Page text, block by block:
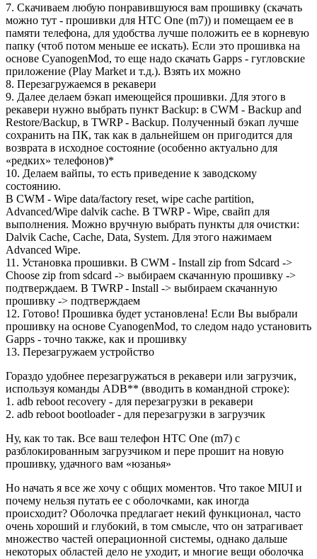
7. Скачиваем любую понравившуюся вам прошивку (скачать
можно тут - прошивки для HTC One (m7)) и помещаем ее в
памяти телефона, для удобства лучше положить ее в корневую
папку (чтоб потом меньше ее искать). Если это прошивка на
основе CyanogenMod, то еще надо скачать Gapps - гугловские
приложение (Play Market и т.д.). Взять их можно
8. Перезагружаемся в рекавери
9. Далее делаем бэкап имеющейся прошивки. Для этого в
рекавери нужно выбрать пункт Backup: в CWM - Backup and
Restore/Backup, в TWRP - Backup. Полученный бэкап лучше
сохранить на ПК, так как в дальнейшем он пригодится для
возврата в исходное состояние (особенно актуально для
«редких» телефонов)*
10. Делаем вайпы, то есть приведение к заводскому
состоянию.
В CWM - Wipe data/factory reset, wipe cache partition,
Advanced/Wipe dalvik cache. В TWRP - Wipe, свайп для
выполнения. Можно вручную выбрать пункты для очистки:
Dalvik Cache, Cache, Data, System. Для этого нажимаем
Advanced Wipe.
11. Установка прошивки. В CWM - Install zip from Sdcard ->
Choose zip from sdcard -> выбираем скачанную прошивку ->
подтверждаем. В TWRP - Install -> выбираем скачанную
прошивку -> подтверждаем
12. Готово! Прошивка будет установлена! Если Вы выбрали
прошивку на основе CyanogenMod, то следом надо установить
Gapps - точно также, как и прошивку
13. Перезагружаем устройство
Гораздо удобнее перезагружаться в рекавери или загрузчик,
используя команды ADB** (вводить в командной строке):
1. adb reboot recovery - для перезагрузки в рекавери
2. adb reboot bootloader - для перезагрузки в загрузчик
Ну, как то так. Все ваш телефон HTC One (m7) с
разблокированным загрузчиком и пере прошит на новую
прошивку, удачного вам «юзанья»
Но начать я все же хочу с общих моментов. Что такое MIUI и
почему нельзя путать ее с оболочками, как иногда
происходит? Оболочка предлагает некий функционал, часто
очень хороший и глубокий, в том смысле, что он затрагивает
множество частей операционной системы, однако дальше
некоторых областей дело не уходит, и многие вещи оболочка